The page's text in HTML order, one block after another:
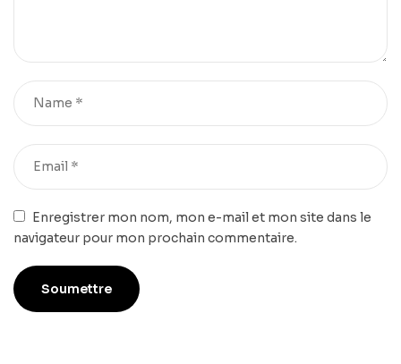
Enregistrer mon nom, mon e-mail et mon site dans le
navigateur pour mon prochain commentaire.